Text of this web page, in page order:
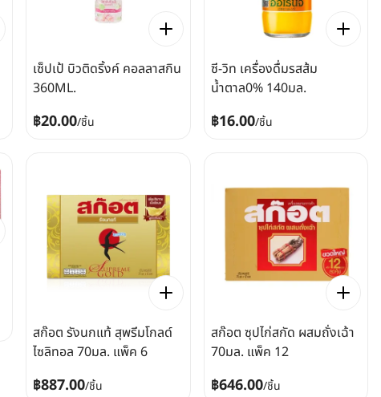
เซ็ปเป้ บิวติดริ้งค์ คอลลาสกิน
360ML.
฿20.00/ชิ้น
ซี-วิท เครื่องดื่มรสส้ม
น้ำตาล0% 140มล.
฿16.00/ชิ้น
สก๊อต รังนกแท้ สุพรีมโกลด์
ไซลิทอล 70มล. แพ็ค 6
฿887.00/ชิ้น
สก๊อต ซุปไก่สกัด ผสมถั่งเฉ้า
70มล. แพ็ค 12
฿646.00/ชิ้น